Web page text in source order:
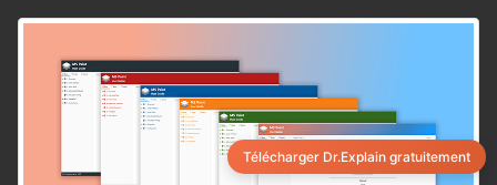
Télécharger Dr.Explain gratuitement